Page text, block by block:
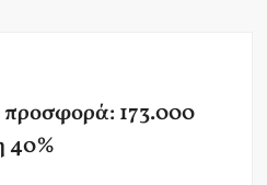
173.000
40%